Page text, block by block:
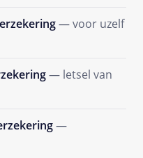
— voor uzelf
— letsel van
—